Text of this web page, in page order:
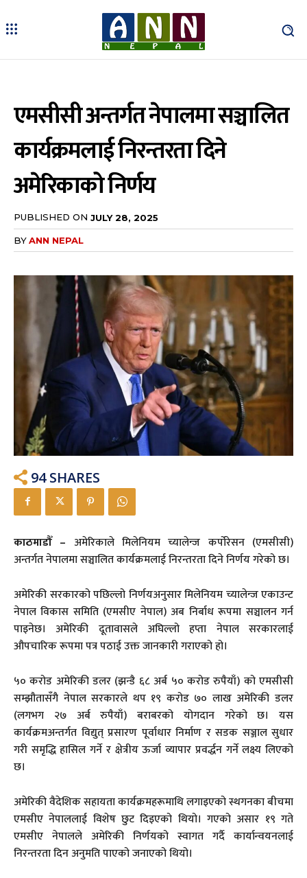
एमसीसी अन्तर्गत नेपालमा सञ्चालित
कार्यक्रमलाई निरन्तरता दिने
अमेरिकाको निर्णय
PUBLISHED ON JULY 28, 2025
BYANN NEPAL
94 SHARES
काठमाडौँ – अमेरिकाले मिलेनियम च्यालेन्ज कर्पोरेसन (एमसीसी)
अन्तर्गत नेपालमा सञ्चालित कार्यक्रमलाई निरन्तरता दिने निर्णय गरेको छ।
अमेरिकी सरकारको पछिल्लो निर्णयअनुसार मिलेनियम च्यालेन्ज एकाउन्ट
नेपाल विकास समिति (एमसीए नेपाल) अब निर्बाध रूपमा सञ्चालन गर्न
पाइनेछ। अमेरिकी दूतावासले अघिल्लो हप्ता नेपाल सरकारलाई
औपचारिक रूपमा पत्र पठाई उक्त जानकारी गराएको हो।
५० करोड अमेरिकी डलर (झन्डै ६८ अर्ब ५० करोड रुपैयाँ) को एमसीसी
सम्झौतासँगै नेपाल सरकारले थप १९ करोड ७० लाख अमेरिकी डलर
(लगभग २७ अर्ब रुपैयाँ) बराबरको योगदान गरेको छ। यस
कार्यक्रमअन्तर्गत विद्युत् प्रसारण पूर्वाधार निर्माण र सडक सञ्जाल सुधार
गरी समृद्धि हासिल गर्ने र क्षेत्रीय ऊर्जा व्यापार प्रवर्द्धन गर्ने लक्ष्य लिएको
छ।
अमेरिकी वैदेशिक सहायता कार्यक्रमहरूमाथि लगाइएको स्थगनका बीचमा
एमसीए नेपाललाई विशेष छुट दिइएको थियो। गएको असार १९ गते
एमसीए नेपालले अमेरिकी निर्णयको स्वागत गर्दै कार्यान्वयनलाई
निरन्तरता दिन अनुमति पाएको जनाएको थियो।